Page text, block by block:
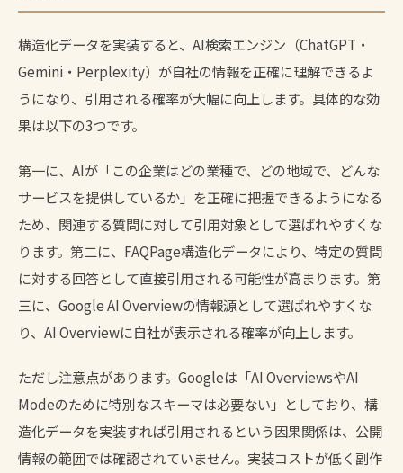
構造化データを実装すると、AI検索エンジン（ChatGPT・
Gemini・Perplexity）が自社の情報を正確に理解できるよ
うになり、引用される確率が大幅に向上します。具体的な効
果は以下の3つです。
第一に、AIが「この企業はどの業種で、どの地域で、どんな
サービスを提供しているか」を正確に把握できるようになる
ため、関連する質問に対して引用対象として選ばれやすくな
ります。第二に、FAQPage構造化データにより、特定の質問
に対する回答として直接引用される可能性が高まります。第
三に、Google AI Overviewの情報源として選ばれやすくな
り、 AI Overviewに自社が表示される確率が向上します。
ただし注意点があります。Googleは「AI OverviewsやAI
Modeのために特別なスキーマは必要ない」としており、構
造化データを実装すれば引用されるという因果関係は、公開
情報の範囲では確認されていません。実装コストが低く副作